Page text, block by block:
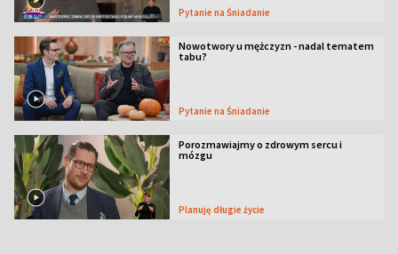
Pytanie na Śniadanie
Nowotwory u mężczyzn - nadal tematem
tabu?
Pytanie na Śniadanie
Porozmawiajmy o zdrowym sercu i
mózgu
Planuję długie życie